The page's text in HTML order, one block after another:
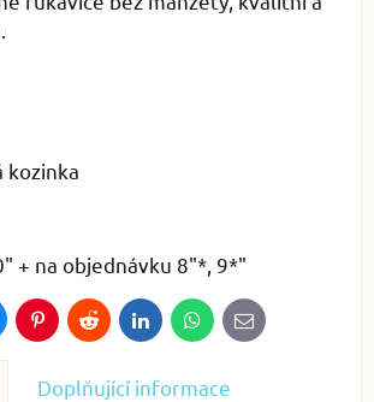
kozinka
+ na objednávku 8"*, 9*"
PinterestReddit LinkedInWhatsApp
E-
mail
Doplňující informace